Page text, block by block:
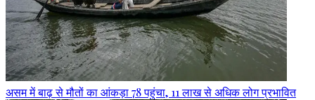
असम में बाढ़ से मौतों का आंकड़ा 78 पहुंचा, 11 लाख से अधिक लोग प्रभावित